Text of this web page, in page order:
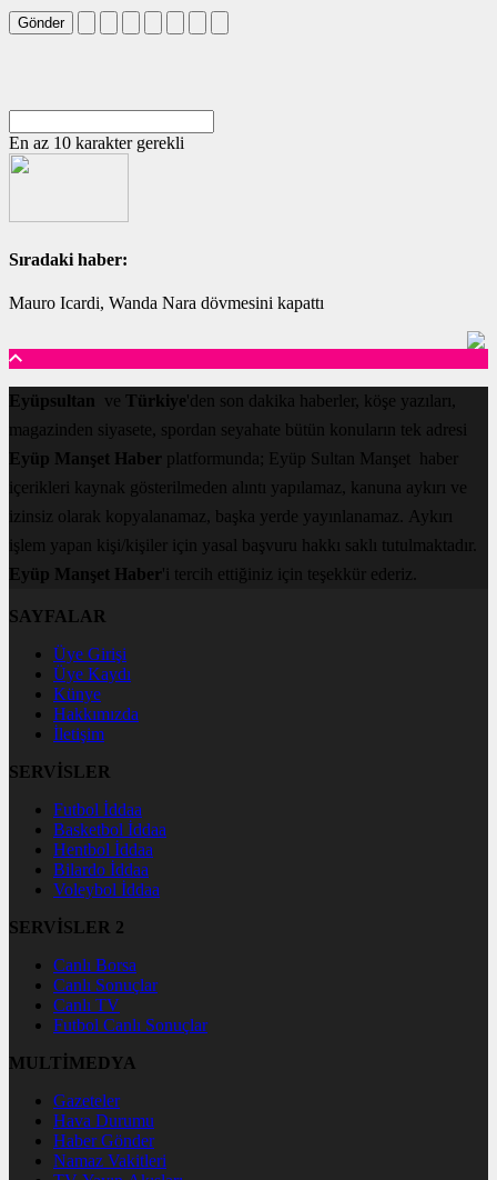
Gönder
En az 10 karakter gerekli
Sıradaki haber:
Mauro Icardi, Wanda Nara dövmesini kapattı
Eyüpsultan ve Türkiye'den son dakika haberler, köşe yazıları,
magazinden siyasete, spordan seyahate bütün konuların tek adresi
Eyüp Manşet Haber platformunda; Eyüp Sultan Manşet haber
içerikleri kaynak gösterilmeden alıntı yapılamaz, kanuna aykırı ve
izinsiz olarak kopyalanamaz, başka yerde yayınlanamaz. Aykırı
işlem yapan kişi/kişiler için yasal başvuru hakkı saklı tutulmaktadır.
Eyüp Manşet Haber'i tercih ettiğiniz için teşekkür ederiz.
SAYFALAR
Üye Girişi
Üye Kaydı
Künye
Hakkımızda
İletişim
SERVİSLER
Futbol İddaa
Basketbol İddaa
Hentbol İddaa
Bilardo İddaa
Voleybol İddaa
SERVİSLER 2
Canlı Borsa
Canlı Sonuçlar
Canlı TV
Futbol Canlı Sonuçlar
MULTİMEDYA
Gazeteler
Hava Durumu
Haber Gönder
Namaz Vakitleri